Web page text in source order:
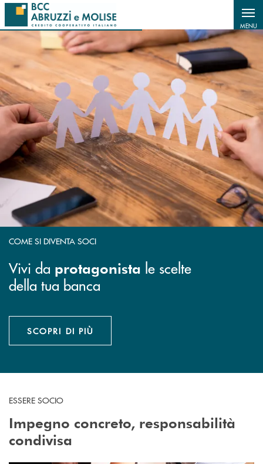
Salta al contenuto principale
MENU
COME SI DIVENTA SOCI
Vivi da protagonista le scelte
della tua banca
SCOPRI DI PIÙ
ESSERE SOCIO
Impegno concreto, responsabilità
condivisa